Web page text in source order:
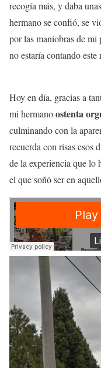
recogía más, y daba
hermano se confió, se
por las maniobras de mi
no estaría contando este
Hoy en día, gracias a
mi hermanoostenta
culminando con la
recuerda con risas esos
de la experiencia que lo
el que soñó ser en